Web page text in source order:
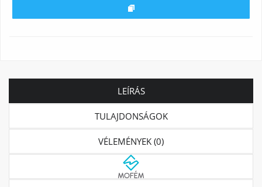
LEÍRÁS
TULAJDONSÁGOK
VÉLEMÉNYEK (0)